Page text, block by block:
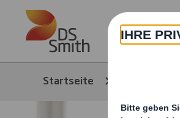
Skip to main content
Startseite